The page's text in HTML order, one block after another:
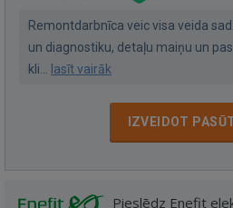
Remontdarbnīca veic visa veida
un diagnostiku, detaļu maiņu un
kli...
lasīt vairāk
IZVEIDOT
Pieslēdz Enefit